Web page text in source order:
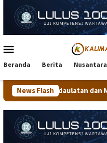
konten
Mobile
Beranda Berita Nusantara
News Flash
dan Masa Depan Anak